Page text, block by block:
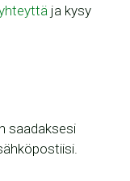
ja kysy
saadaksesi